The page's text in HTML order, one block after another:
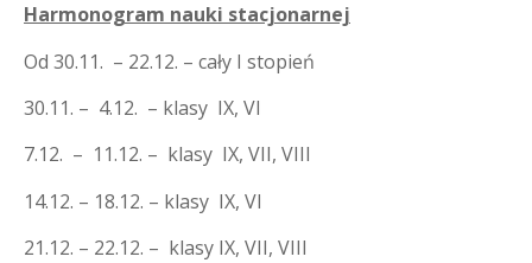
Harmonogram nauki stacjonarnej
Od 30.11. – 22.12. – cały I stopień
30.11. – 4.12. – klasy IX, VI
7.12. – 11.12. – klasy IX, VII, VIII
14.12. – 18.12. – klasy IX, VI
21.12. – 22.12. – klasy IX, VII, VIII